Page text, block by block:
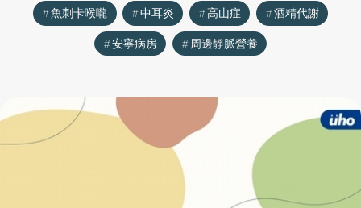
魚刺卡喉嚨
中耳炎 高山症
酒精代謝
安寧病房
周邊靜脈營養